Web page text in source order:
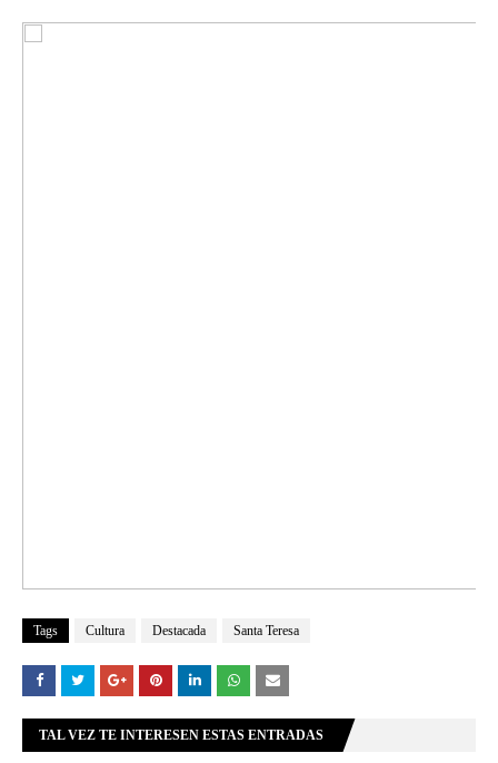
Tags Cultura Destacada Santa Teresa
TAL VEZ TE INTERESEN ESTAS ENTRADAS